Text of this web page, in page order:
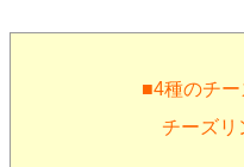
■4種のチ
チーズリ